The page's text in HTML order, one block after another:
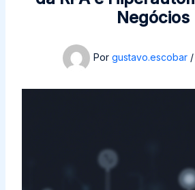
Negócios
Por gustavo.escobar /